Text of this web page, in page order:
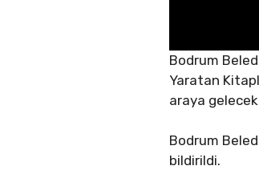
Bodrum
Yaratan
araya
Bodrum
bildirildi.